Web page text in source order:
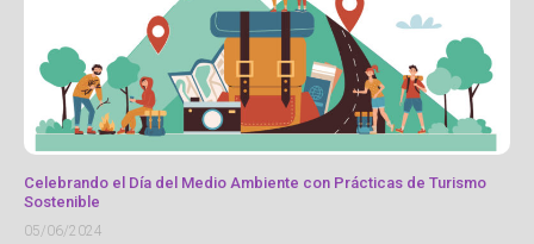
Celebrando el Día del Medio Ambiente con Prácticas de Turismo
Sostenible
05/06/2024